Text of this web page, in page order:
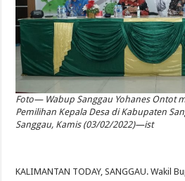
Foto— Wabup Sanggau Yohanes Ontot
Pemilihan Kepala Desa di Kabupaten
Sanggau, Kamis (03/02/2022)—ist
KALIMANTAN TODAY, SANGGAU. Wakil